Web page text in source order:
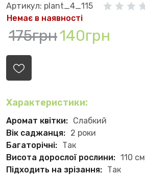
Артикул: plant_4_115
Немає в наявності
175грн140грн
Характеристики:
Аромат квітки: Слабкий
Вік саджанця: 2 роки
Багаторічні: Так
Висота дорослої рослини: 110 см
Підходить на зрізання: Так